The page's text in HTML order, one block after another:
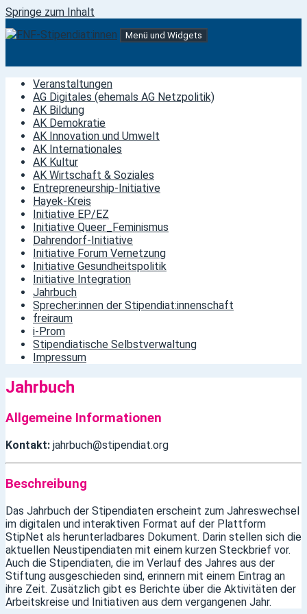
Springe zum Inhalt
Menü und Widgets
Veranstaltungen
AG Digitales (ehemals AG Netzpolitik)
AK Bildung
AK Demokratie
AK Innovation und Umwelt
AK Internationales
AK Kultur
AK Wirtschaft & Soziales
Entrepreneurship-Initiative
Hayek-Kreis
Initiative EP/EZ
Initiative Queer_Feminismus
Dahrendorf-Initiative
Initiative Forum Vernetzung
Initiative Gesundheitspolitik
Initiative Integration
Jahrbuch
Sprecher:innen der Stipendiat:innenschaft
freiraum
i-Prom
Stipendiatische Selbstverwaltung
Impressum
Jahrbuch
Allgemeine Informationen
Kontakt: jahrbuch@stipendiat.org
Beschreibung
Das Jahrbuch der Stipendiaten erscheint zum Jahreswechsel
im digitalen und interaktiven Format auf der Plattform
StipNet als herunterladbares Dokument. Darin stellen sich die
aktuellen Neustipendiaten mit einem kurzen Steckbrief vor.
Auch die Stipendiaten, die im Verlauf des Jahres aus der
Stiftung ausgeschieden sind, erinnern mit einem Eintrag an
ihre Zeit. Zusätzlich gibt es Berichte über die Aktivitäten der
Arbeitskreise und Initiativen aus dem vergangenen Jahr.